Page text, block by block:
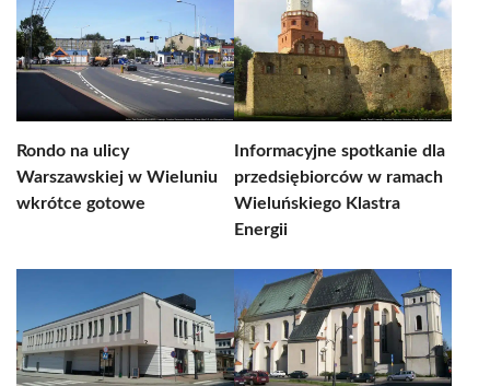
Rondo na ulicy
Warszawskiej w Wieluniu
wkrótce gotowe
Informacyjne spotkanie dla
przedsiębiorców w ramach
Wieluńskiego Klastra
Energii